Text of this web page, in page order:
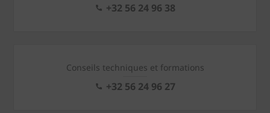
+32 56 24 96 38
Conseils techniques et formations
+32 56 24 96 27